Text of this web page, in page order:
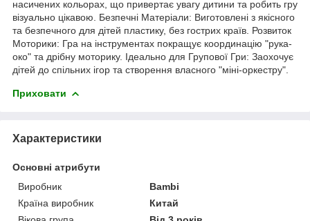
насичених кольорах, що привертає увагу дитини та робить гру
візуально цікавою. Безпечні Матеріали: Виготовлені з якісного
та безпечного для дітей пластику, без гострих країв. Розвиток
Моторики: Гра на інструментах покращує координацію "рука-
око" та дрібну моторику. Ідеально для Групової Гри: Заохочує
дітей до спільних ігор та створення власного "міні-оркестру".
Приховати
Характеристики
Основні атрибути
Виробник
Bambi
Країна виробник
Китай